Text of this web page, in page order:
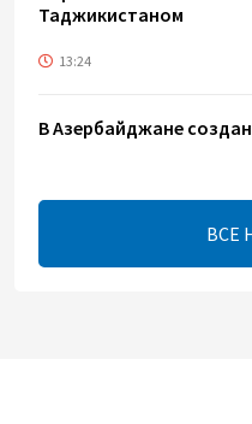
Таджикистаном
13:24
В Азербайджане
13:16
ЕАЭС расширяет
ВСЕ